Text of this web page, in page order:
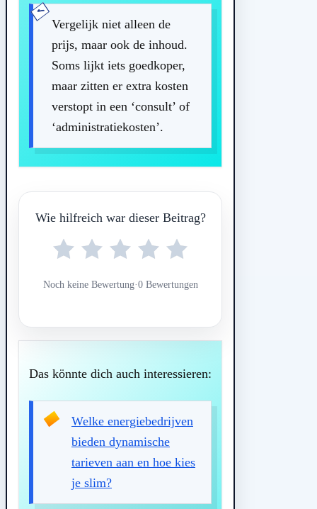
Vergelijk niet alleen de
prijs, maar ook de inhoud.
Soms lijkt iets goedkoper,
maar zitten er extra kosten
verstopt in een ‘consult’ of
‘administratiekosten’.
Wie hilfreich war dieser Beitrag?
Noch keine Bewertung·0 Bewertungen
Das könnte dich auch interessieren:
Welke energiebedrijven
bieden dynamische
tarieven aan en hoe kies
je slim?